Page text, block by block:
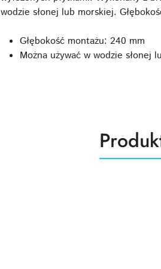
wodzie słonej lub morskiej.
Głębokość montażu: 240 mm
Można używać w wodzie słonej
o